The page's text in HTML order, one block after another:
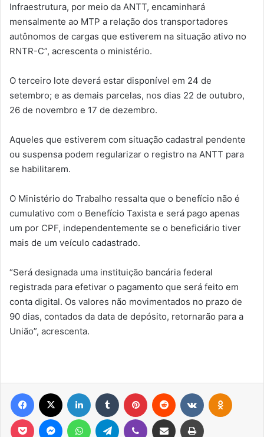
Infraestrutura, por meio da ANTT, encaminhará
mensalmente ao MTP a relação dos transportadores
autônomos de cargas que estiverem na situação ativo no
RNTR-C”, acrescenta o ministério.
O terceiro lote deverá estar disponível em 24 de
setembro; e as demais parcelas, nos dias 22 de outubro,
26 de novembro e 17 de dezembro.
Aqueles que estiverem com situação cadastral pendente
ou suspensa podem regularizar o registro na ANTT para
se habilitarem.
O Ministério do Trabalho ressalta que o benefício não é
cumulativo com o Benefício Taxista e será pago apenas
um por CPF, independentemente se o beneficiário tiver
mais de um veículo cadastrado.
“Será designada uma instituição bancária federal
registrada para efetivar o pagamento que será feito em
conta digital. Os valores não movimentados no prazo de
90 dias, contados da data de depósito, retornarão para a
União”, acrescenta.
Facebook Linkedin Tumblr Pinterest Reddit
Pocket MessengerWhatsAppTelegram Viber Compartilhar via e-mail Imprimir